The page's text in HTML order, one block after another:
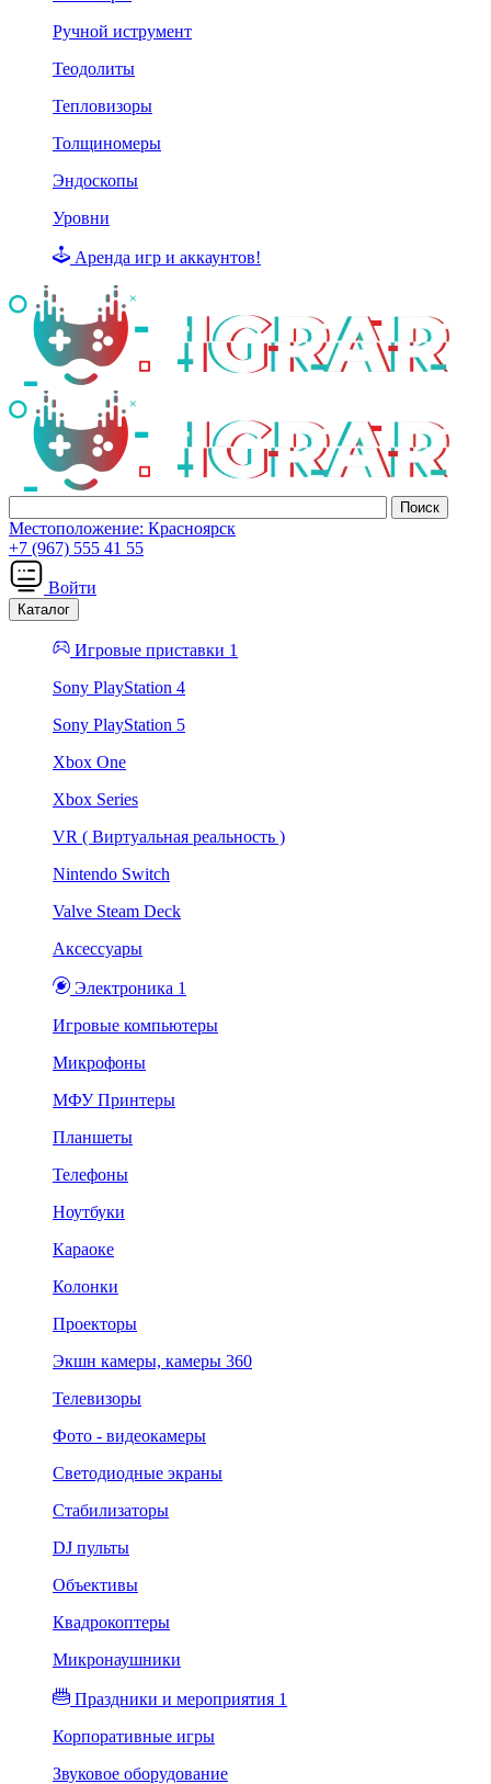
Ручной иструмент
Теодолиты
Тепловизоры
Толщиномеры
Эндоскопы
Уровни
Аренда игр и аккаунтов!
Местоположение: Красноярск
+7 (967) 555 41 55
Войти
Каталог
Игровые приставки 1
Sony PlayStation 4
Sony PlayStation 5
Xbox One
Xbox Series
VR ( Виртуальная реальность )
Nintendo Switch
Valve Steam Deck
Аксессуары
Электроника 1
Игровые компьютеры
Микрофоны
МФУ Принтеры
Планшеты
Телефоны
Ноутбуки
Караоке
Колонки
Проекторы
Экшн камеры, камеры 360
Телевизоры
Фото - видеокамеры
Светодиодные экраны
Стабилизаторы
DJ пульты
Объективы
Квадрокоптеры
Микронаушники
Праздники и мероприятия 1
Корпоративные игры
Звуковое оборудование